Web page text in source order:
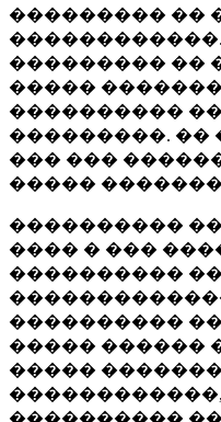
��������� ��
��������� ��
�����
����������
���������. ��
��� ���
�����
����������
���� � ���
����������
����������
����� ������
�����
����������